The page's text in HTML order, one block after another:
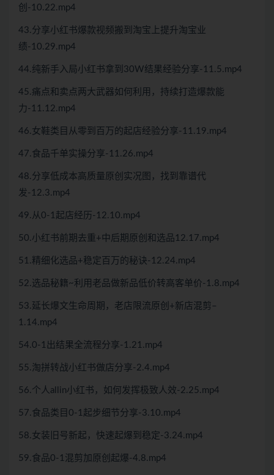
创-10.22.mp4
43.分享小红书爆款视频搬到淘宝上提升淘宝业
绩-10.29.mp4
44.纯新手入局小红书拿到30W结果经验分享-11.5.mp4
45.痛点和卖点两大武器如何利用，持续打造爆款能
力-11.12.mp4
46.女鞋类目从零到百万的起店经验分享-11.19.mp4
47.食品千单实操分享-11.26.mp4
48.分享低成本高质量原创实况图，找到靠谱代
发-12.3.mp4
49.从0-1起店经历-12.10.mp4
50.小红书前期去重+中后期原创和选品12.17.mp4
51.精细化选品+稳定百万的秘诀-12.24.mp4
52.选品秘籍~利用老品做新品低价转高客单价-1.8.mp4
53.延长爆文生命周期，老店限流原创+新店混剪–
1.14.mp4
54.0-1出结果全流程分享-1.21.mp4
55.淘拼转战小红书做店分享-2.4.mp4
56.个人allin小红书，如何发挥极致人效-2.25.mp4
57.食品类目0-1起步细节分享-3.10.mp4
58.女装旧号新起，快速起爆到稳定-3.24.mp4
59.食品0-1混剪加原创起爆-4.8.mp4